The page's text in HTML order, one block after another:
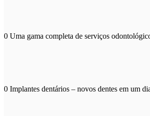
0 Uma gama completa de serviços
0 Implantes dentários – novos dentes em um